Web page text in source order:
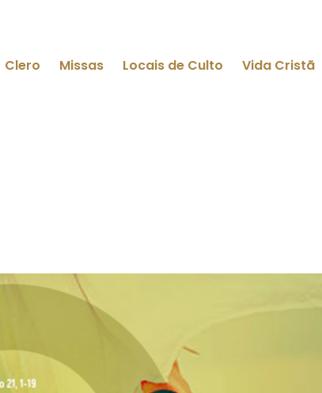
Clero Missas Locais de Culto Vida Cristã